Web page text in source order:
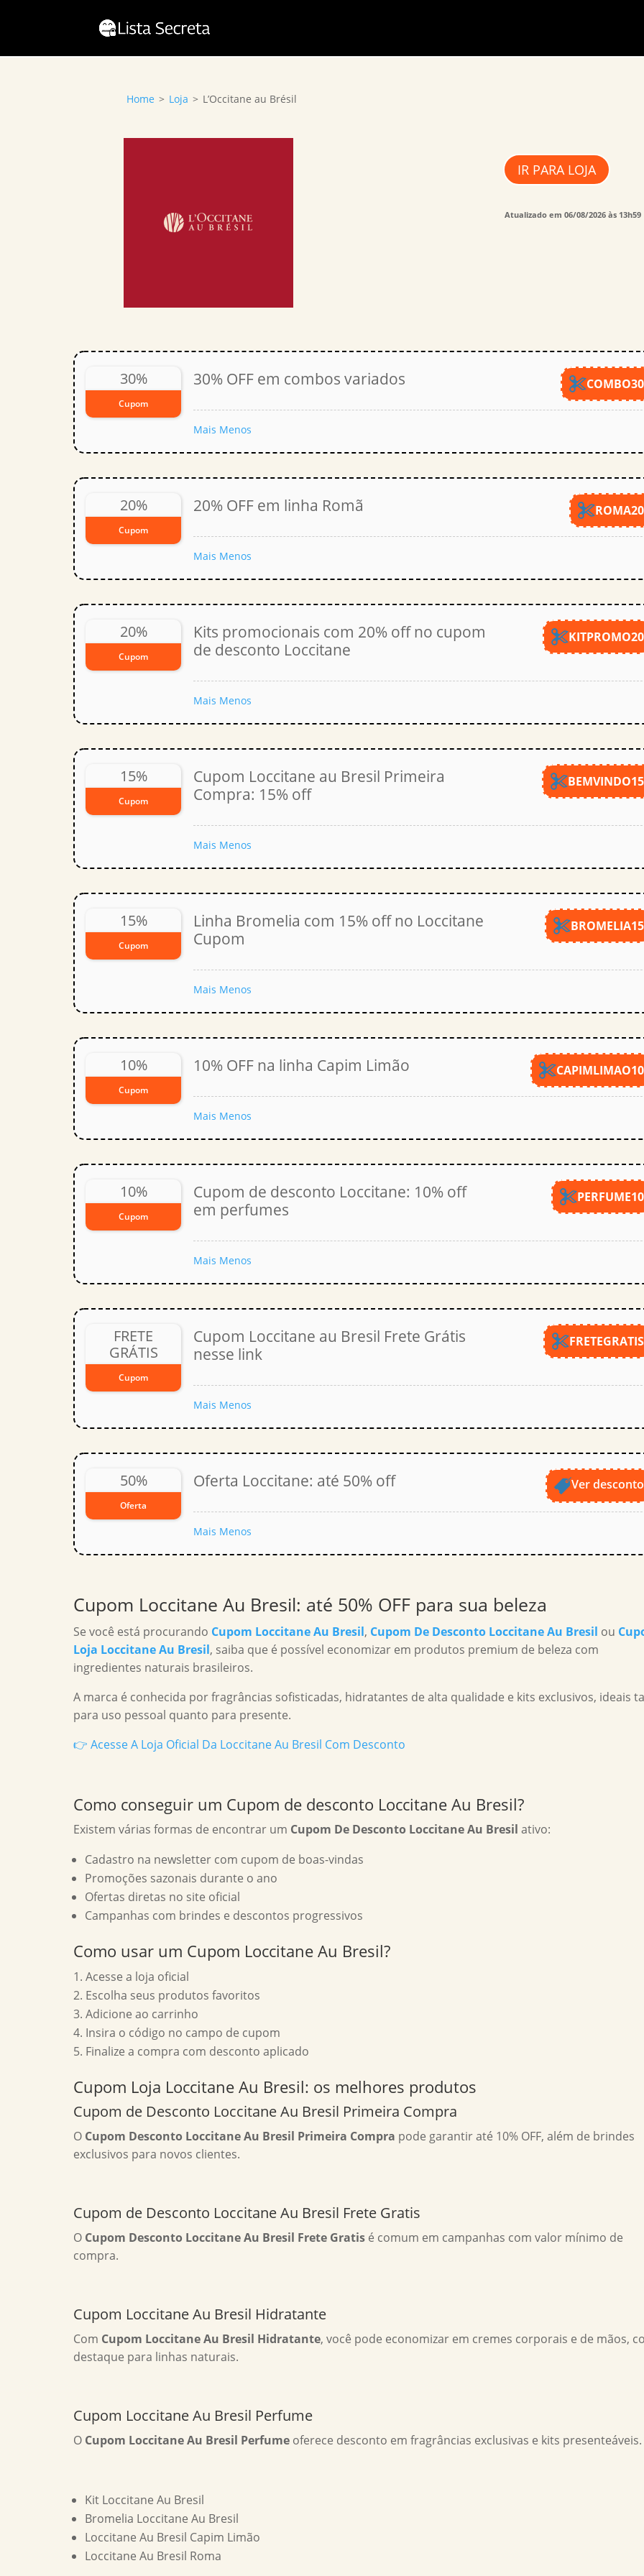
Home > Loja > L’Occitane au Brésil
IR PARA LOJA
Atualizado em 06/08/2026 às 13h59
30%
Cupom
30% OFF em combos variados COMBO30
Mais Menos
20%
Cupom
20% OFF em linha Romã ROMA20
Mais Menos
20%
Cupom
Kits promocionais com 20% off no cupom
de desconto Loccitane
KITPROMO20
Mais Menos
15%
Cupom
Cupom Loccitane au Bresil Primeira
Compra: 15% off
BEMVINDO15
Mais Menos
15%
Cupom
Linha Bromelia com 15% off no Loccitane
Cupom
BROMELIA15
Mais Menos
10%
Cupom
10% OFF na linha Capim Limão CAPIMLIMAO10
Mais Menos
10%
Cupom
Cupom de desconto Loccitane: 10% off
em perfumes
PERFUME10
Mais Menos
FRETE
GRÁTIS
Cupom
Cupom Loccitane au Bresil Frete Grátis
nesse link
FRETEGRATIS
Mais Menos
50%
Oferta
Oferta Loccitane: até 50% off Ver desconto
Mais Menos
Cupom Loccitane Au Bresil: até 50% OFF para sua beleza
Se você está procurando Cupom Loccitane Au Bresil, Cupom De Desconto Loccitane Au Bresil ou
Loja Loccitane Au Bresil, saiba que é possível economizar em produtos premium de beleza com
ingredientes naturais brasileiros.
A marca é conhecida por fragrâncias sofisticadas, hidratantes de alta qualidade e kits exclusivos, ideais
para uso pessoal quanto para presente.
👉 Acesse A Loja Oficial Da Loccitane Au Bresil Com Desconto
Como conseguir um Cupom de desconto Loccitane Au Bresil?
Existem várias formas de encontrar um Cupom De Desconto Loccitane Au Bresil ativo:
Cadastro na newsletter com cupom de boas-vindas
Promoções sazonais durante o ano
Ofertas diretas no site oficial
Campanhas com brindes e descontos progressivos
Como usar um Cupom Loccitane Au Bresil?
Acesse a loja oficial
Escolha seus produtos favoritos
Adicione ao carrinho
Insira o código no campo de cupom
Finalize a compra com desconto aplicado
Cupom Loja Loccitane Au Bresil: os melhores produtos
Cupom de Desconto Loccitane Au Bresil Primeira Compra
O Cupom Desconto Loccitane Au Bresil Primeira Compra pode garantir até 10% OFF, além de brindes
exclusivos para novos clientes.
Cupom de Desconto Loccitane Au Bresil Frete Gratis
O Cupom Desconto Loccitane Au Bresil Frete Gratis é comum em campanhas com valor mínimo de
compra.
Cupom Loccitane Au Bresil Hidratante
Com Cupom Loccitane Au Bresil Hidratante, você pode economizar em cremes corporais e de mãos,
destaque para linhas naturais.
Cupom Loccitane Au Bresil Perfume
O Cupom Loccitane Au Bresil Perfume oferece desconto em fragrâncias exclusivas e kits presenteáveis.
Kit Loccitane Au Bresil
Bromelia Loccitane Au Bresil
Loccitane Au Bresil Capim Limão
Loccitane Au Bresil Roma